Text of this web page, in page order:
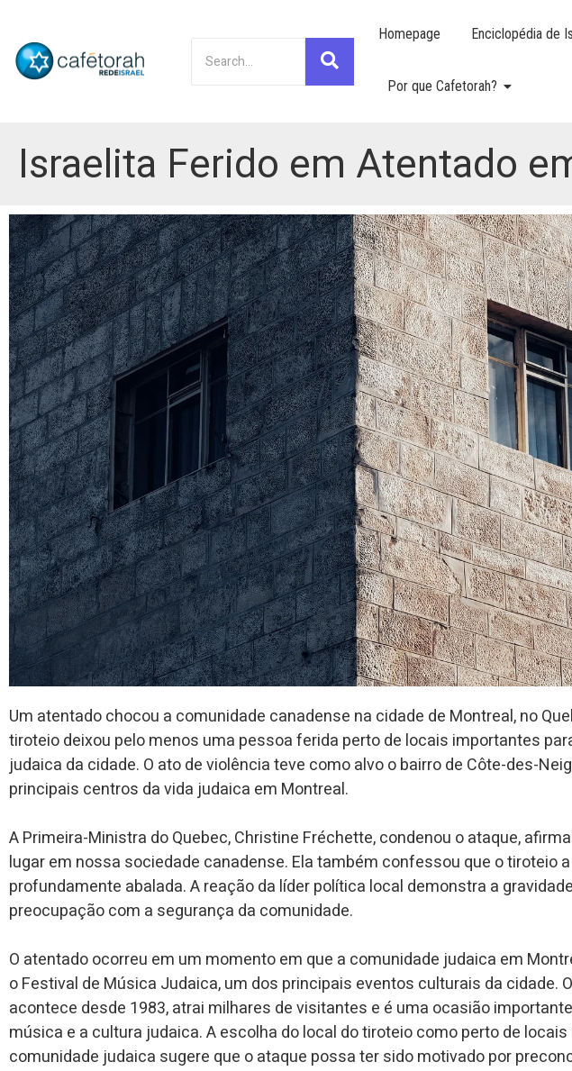
Homepage Enciclopédia de
Por que Cafetorah?
Israelita Ferido em Atentado
Um atentado chocou a comunidade canadense na cidade de Montreal, no
tiroteio deixou pelo menos uma pessoa ferida perto de locais importantes
judaica da cidade. O ato de violência teve como alvo o bairro de Côte-des-
principais centros da vida judaica em Montreal.
A Primeira-Ministra do Quebec, Christine Fréchette, condenou o ataque,
lugar em nossa sociedade canadense. Ela também confessou que o tiroteio
profundamente abalada. A reação da líder política local demonstra a
preocupação com a segurança da comunidade.
O atentado ocorreu em um momento em que a comunidade judaica em
o Festival de Música Judaica, um dos principais eventos culturais da cidade.
acontece desde 1983, atrai milhares de visitantes e é uma ocasião
música e a cultura judaica. A escolha do local do tiroteio como perto de
comunidade judaica sugere que o ataque possa ter sido motivado por